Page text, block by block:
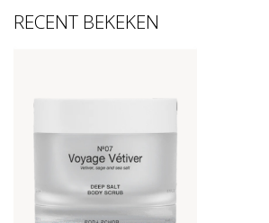
RECENT BEKEKEN